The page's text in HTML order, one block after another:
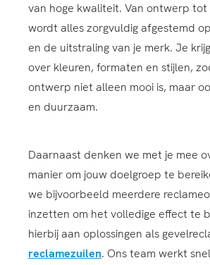
van hoge kwaliteit. Van ontwerp tot
wordt alles zorgvuldig afgestemd
en de uitstraling van je merk. Je
over kleuren, formaten en stijlen,
ontwerp niet alleen mooi is, maar
en duurzaam.
Daarnaast denken we met je mee
manier om jouw doelgroep te
we bijvoorbeeld meerdere
inzetten om het volledige effect te
hierbij aan oplossingen als
reclamezuilen. Ons team werkt